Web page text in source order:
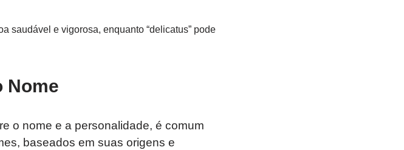
saudável e vigorosa, enquanto “delicatus” pode
Nome
o nome e a personalidade, é comum
baseados em suas origens e